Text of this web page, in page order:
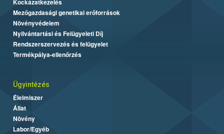
Kockázatkezelés
Mezőgazdasági genetikai erőforrások
Növényvédelem
Nyilvántartási és Felügyeleti Díj
Rendszerszervezés és felügyelet
Termékpálya-ellenőrzés
Ügyintézés
Élelmiszer
Állat
Növény
Labor/Egyéb